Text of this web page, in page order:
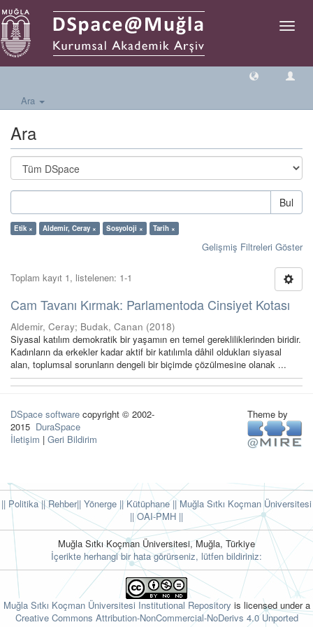
Geçiş
Ara
Ara
Bul
Etik × Aldemir, Ceray × Sosyoloji × Tarih ×
Gelişmiş Filtreleri Göster
Toplam kayıt 1, listelenen: 1-1
Cam Tavanı Kırmak: Parlamentoda Cinsiyet Kotası
Aldemir, Ceray; Budak, Canan (2018)
Siyasal katılım demokratik bir yaşamın en temel gerekliliklerinden biridir.
Kadınların da erkekler kadar aktif bir katılımla dâhil oldukları siyasal
alan, toplumsal sorunların dengeli bir biçimde çözülmesine olanak ...
DSpace software copyright © 2002-
2015 DuraSpace
İletişim | Geri Bildirim
Theme by
|| Politika|| Rehber|| Yönerge || Kütüphane|| Muğla Sıtkı Koçman Üniversitesi
||OAI-PMH ||
Muğla Sıtkı Koçman Üniversitesi, Muğla, Türkiye
İçerikte herhangi bir hata görürseniz, lütfen bildiriniz:
Muğla Sıtkı Koçman Üniversitesi Institutional Repository is licensed under a
Creative Commons Attribution-NonCommercial-NoDerivs 4.0 Unported